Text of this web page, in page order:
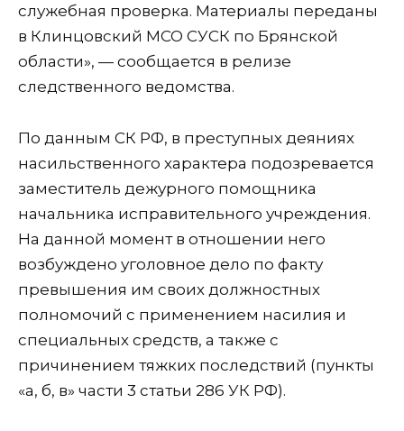
служебная проверка. Материалы переданы
в Клинцовский МСО СУСК по Брянской
области», — сообщается в релизе
следственного ведомства.
По данным СК РФ, в преступных деяниях
насильственного характера подозревается
заместитель дежурного помощника
начальника исправительного учреждения.
На данной момент в отношении него
возбуждено уголовное дело по факту
превышения им своих должностных
полномочий с применением насилия и
специальных средств, а также с
причинением тяжких последствий (пункты
«а, б, в» части 3 статьи 286 УК РФ).